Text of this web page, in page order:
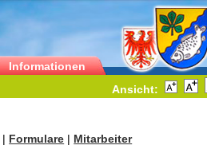
Informationen
Ansicht:
| Formulare | Mitarbeiter